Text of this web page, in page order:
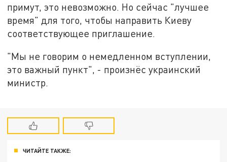
примут, это невозможно. Но сейчас "лучшее
время" для того, чтобы направить Киеву
соответствующее приглашение.
"Мы не говорим о немедленном вступлении,
это важный пункт", - произнёс украинский
министр.
ЧИТАЙТЕ ТАКЖЕ: